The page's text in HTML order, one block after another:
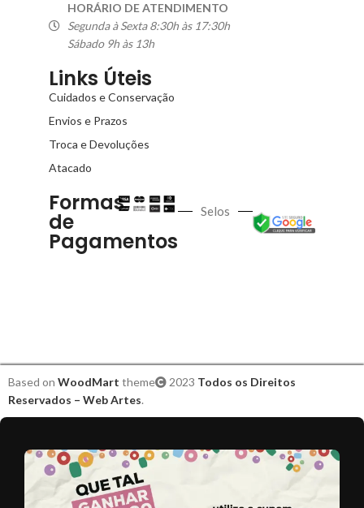
HORÁRIO DE ATENDIMENTO
Segunda à Sexta 8:30h às 17:30h
Sábado 9h às 13h
Links Úteis
Cuidados e Conservação
Envios e Prazos
Troca e Devoluções
Atacado
Formas
de
Pagamentos
Selos
Based on WoodMart theme 2023 Todos os Direitos
Reservados – Web Artes.